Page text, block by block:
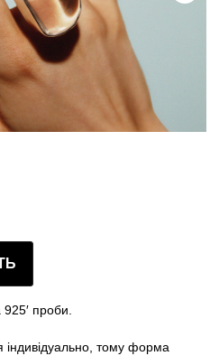
925′ проби.
індивідуально, тому форма